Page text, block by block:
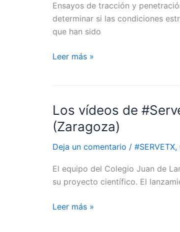
Ensayos de tracción y
determinar si las condiciones
que han sido
Leer más »
Los vídeos de
(Zaragoza)
Deja un comentario / #SERVETX,
El equipo del Colegio Juan de
su proyecto científico. El
Los
vídeos
de
#ServetX:
Juan
de
(Zaragoza)
Leer más »